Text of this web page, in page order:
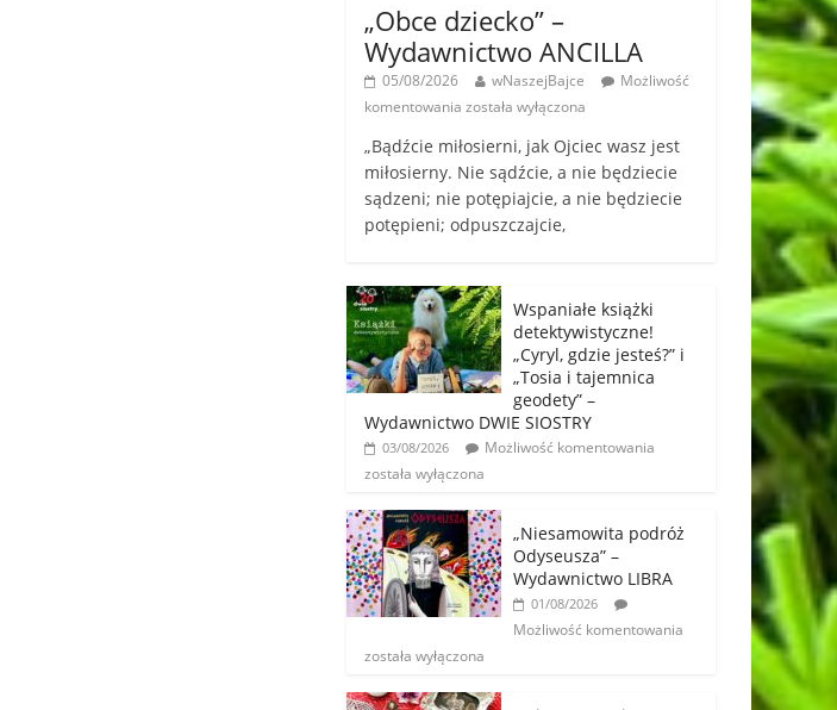
„Obce dziecko” –
Wydawnictwo ANCILLA
05/08/2026 wNaszejBajce
Możliwość
komentowania została wyłączona
„Bądźcie miłosierni, jak Ojciec wasz jest
miłosierny. Nie sądźcie, a nie będziecie
sądzeni; nie potępiajcie, a nie będziecie
potępieni; odpuszczajcie,
Wspaniałe książki
detektywistyczne!
„Cyryl, gdzie jesteś?” i
„Tosia i tajemnica
geodety” –
Wydawnictwo DWIE SIOSTRY
03/08/2026
Możliwość komentowania
została wyłączona
„Niesamowita podróż
Odyseusza” –
Wydawnictwo LIBRA
01/08/2026
Możliwość komentowania
została wyłączona